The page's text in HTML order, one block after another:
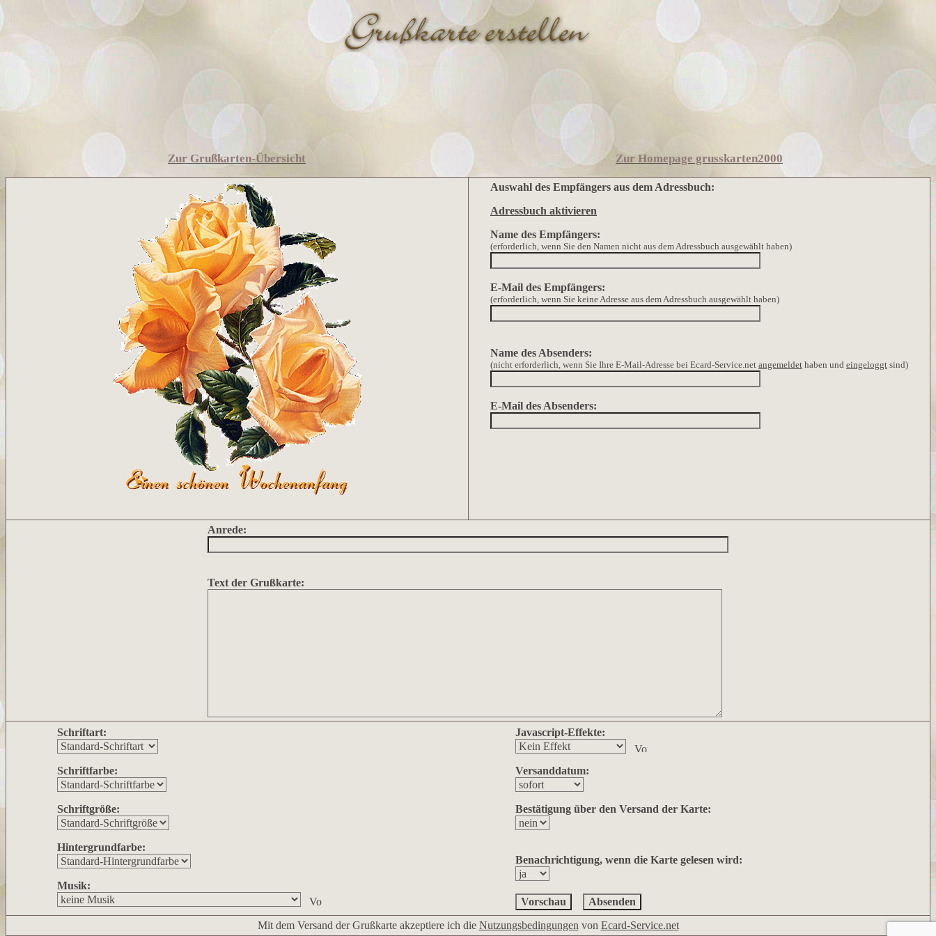
Zur Grußkarten-Übersicht Zur Homepage grusskarten2000
Auswahl des Empfängers aus dem Adressbuch:
Adressbuch aktivieren
Name des Empfängers:
(erforderlich, wenn Sie den Namen nicht aus dem Adressbuch ausgewählt haben)
E-Mail des Empfängers:
(erforderlich, wenn Sie keine Adresse aus dem Adressbuch ausgewählt haben)
Name des Absenders:
(nicht erforderlich, wenn Sie Ihre E-Mail-Adresse bei Ecard-Service.net angemeldet haben und eingeloggt sind)
E-Mail des Absenders:
Anrede:
Text der Grußkarte:
Schriftart:
Schriftfarbe:
Schriftgröße:
Hintergrundfarbe:
Musik:
Javascript-Effekte:
Versanddatum:
Bestätigung über den Versand der Karte:
Benachrichtigung, wenn die Karte gelesen wird:
Absenden
Mit dem Versand der Grußkarte akzeptiere ich die Nutzungsbedingungen von Ecard-Service.net